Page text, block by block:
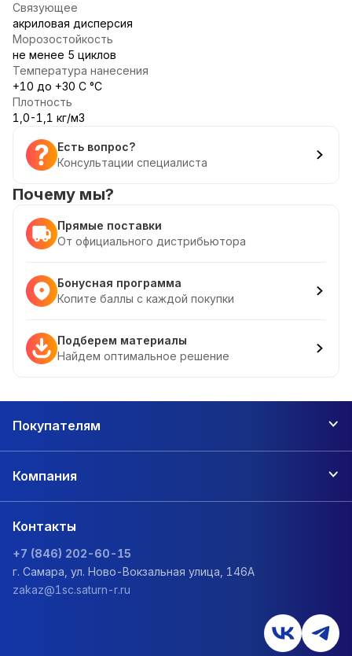
Связующее
акриловая дисперсия
Морозостойкость
не менее 5 циклов
Температура нанесения
+10 до +30 С °С
Плотность
1,0-1,1 кг/м3
Есть вопрос?
Консультации специалиста
Почему мы?
Прямые поставки
От официального дистрибьютора
Бонусная программа
Копите баллы с каждой покупки
Подберем материалы
Найдем оптимальное решение
Покупателям
Компания
Контакты
+7 (846) 202-60-15
г. Самара, ул. Ново-Вокзальная улица, 146А
zakaz@1sc.saturn-r.ru